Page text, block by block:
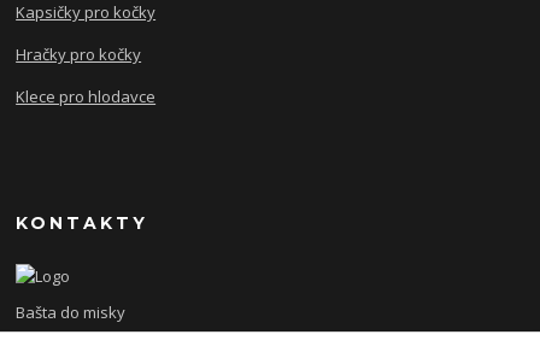
Kapsičky pro kočky
Hračky pro kočky
Klece pro hlodavce
KONTAKTY
Bašta do misky